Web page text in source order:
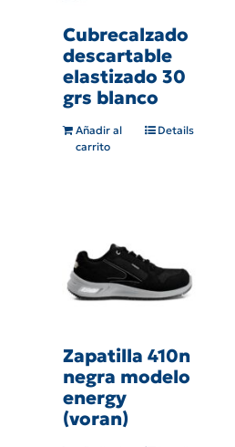
Cubrecalzado
descartable
elastizado 30
grs blanco
Añadir al
carrito
Details
Zapatilla 410n
negra modelo
energy
(voran)